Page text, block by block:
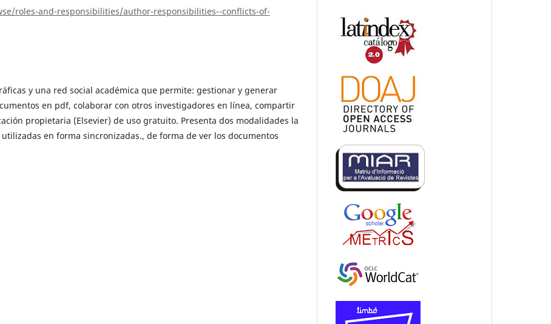
roles-and-responsibilities/author-responsibilities--conflicts-of-
y una red social académica que permite: gestionar y generar
en pdf, colaborar con otros investigadores en línea, compartir
propietaria (Elsevier) de uso gratuito. Presenta dos modalidades la
en forma sincronizadas., de forma de ver los documentos